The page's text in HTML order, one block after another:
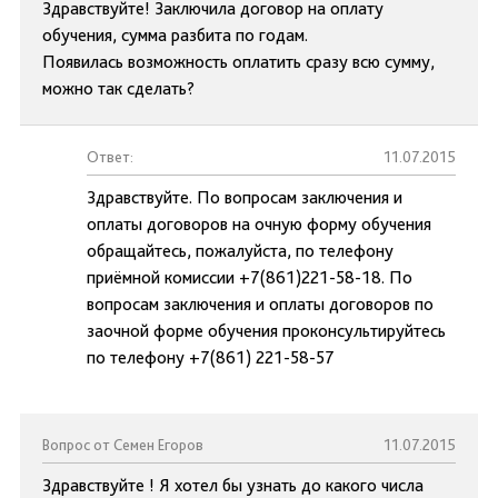
Здравствуйте! Заключила договор на оплату
обучения, сумма разбита по годам.
Появилась возможность оплатить сразу всю сумму,
можно так сделать?
Ответ: 11.07.2015
Здравствуйте. По вопросам заключения и
оплаты договоров на очную форму обучения
обращайтесь, пожалуйста, по телефону
приёмной комиссии +7(861)221-58-18. По
вопросам заключения и оплаты договоров по
заочной форме обучения проконсультируйтесь
по телефону +7(861) 221-58-57
Вопрос от Семен Егоров 11.07.2015
Здравствуйте ! Я хотел бы узнать до какого числа